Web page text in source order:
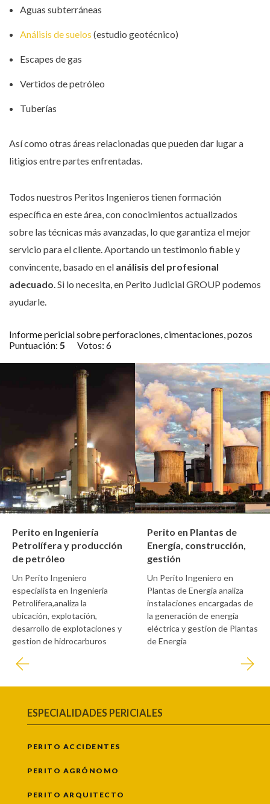
Aguas subterráneas
Análisis de suelos (estudio geotécnico)
Escapes de gas
Vertidos de petróleo
Tuberías
Así como otras áreas relacionadas que pueden dar lugar a
litigios entre partes enfrentadas.
Todos nuestros Peritos Ingenieros tienen formación
específica en este área, con conocimientos actualizados
sobre las técnicas más avanzadas, lo que garantiza el mejor
servicio para el cliente. Aportando un testimonio fiable y
convincente, basado en el análisis del profesional
adecuado. Si lo necesita, en Perito Judicial GROUP podemos
ayudarle.
Informe pericial sobre perforaciones, cimentaciones, pozos
Puntuación: 5 Votos: 6
Perito en Ingeniería
Petrolífera y producción
de petróleo
Un Perito Ingeniero
especialista en Ingenieria
Petrolifera,analiza la
ubicación, explotación,
desarrollo de explotaciones y
gestion de hidrocarburos
Perito en Plantas de
Energía, construcción,
gestión
Un Perito Ingeniero en
Plantas de Energia analiza
instalaciones encargadas de
la generación de energía
eléctrica y gestion de Plantas
de Energia
ESPECIALIDADES PERICIALES
PERITO ACCIDENTES
PERITO AGRÓNOMO
PERITO ARQUITECTO